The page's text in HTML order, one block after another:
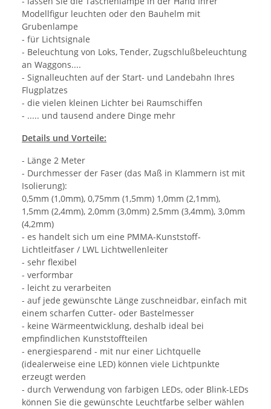
Modellfigur leuchten oder den Bauhelm mit
Grubenlampe
- für Lichtsignale
- Beleuchtung von Loks, Tender, Zugschlußbeleuchtung
an Waggons....
- Signalleuchten auf der Start- und Landebahn Ihres
Flugplatzes
- die vielen kleinen Lichter bei Raumschiffen
- ..... und tausend andere Dinge mehr
Details und Vorteile:
- Länge 2 Meter
- Durchmesser der Faser (das Maß in Klammern ist mit
Isolierung):
0,5mm (1,0mm), 0,75mm (1,5mm) 1,0mm (2,1mm),
1,5mm (2,4mm), 2,0mm (3,0mm) 2,5mm (3,4mm), 3,0mm
(4,2mm)
- es handelt sich um eine PMMA-Kunststoff-
Lichtleitfaser / LWL Lichtwellenleiter
- sehr flexibel
- verformbar
- leicht zu verarbeiten
- auf jede gewünschte Länge zuschneidbar, einfach mit
einem scharfen Cutter- oder Bastelmesser
- keine Wärmeentwicklung, deshalb ideal bei
empfindlichen Kunststoffteilen
- energiesparend - mit nur einer Lichtquelle
(idealerweise eine LED) können viele Lichtpunkte
erzeugt werden
- durch Verwendung von farbigen LEDs, oder Blink-LEDs
können Sie die gewünschte Leuchtfarbe selber wählen